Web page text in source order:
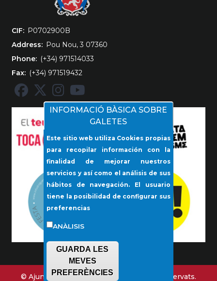
CIF
‎P0702900B
Address
Pou Nou, 3 07360
Phone
(+34) 971514033
Fax
(+34) 971519432
© Ajuntament de Lloseta. Tots els drets reservats.
INFORMACIÓ BÀSICA SOBRE
GALETES
Este sitio web utiliza Cookies propias
para recopilar información con la
finalidad de mejorar nuestros
servicios y así como el análisis de sus
hábitos de navegación. El usuario
tiene la posibilidad de configurar sus
preferencias
ANÀLISIS
GUARDA LES
MEVES
PREFERÈNCIES